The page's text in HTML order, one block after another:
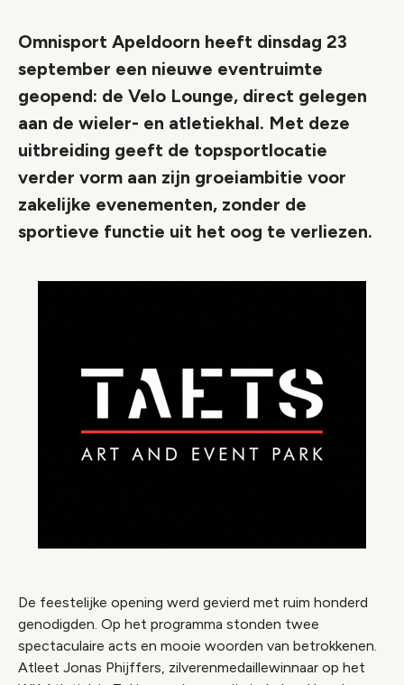
Omnisport Apeldoorn heeft dinsdag 23
september een nieuwe eventruimte
geopend: de Velo Lounge, direct gelegen
aan de wieler- en atletiekhal. Met deze
uitbreiding geeft de topsportlocatie
verder vorm aan zijn groeiambitie voor
zakelijke evenementen, zonder de
sportieve functie uit het oog te verliezen.
De feestelijke opening werd gevierd met ruim honderd
genodigden. Op het programma stonden twee
spectaculaire acts en mooie woorden van betrokkenen.
Atleet Jonas Phijffers, zilverenmedaillewinnaar op het